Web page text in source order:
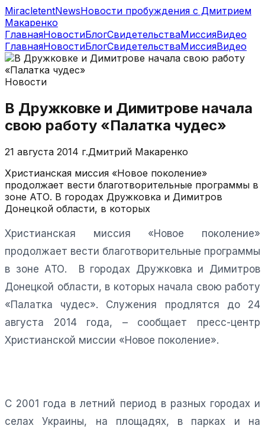
MiracletentNewsНовости пробуждения с Дмитрием
Макаренко
ГлавнаяНовостиБлогСвидетельстваМиссияВидео
ГлавнаяНовостиБлогСвидетельстваМиссияВидео
Новости
В Дружковке и Димитрове начала
свою работу «Палатка чудес»
21 августа 2014 г.Дмитрий Макаренко
Христианская миссия «Новое поколение»
продолжает вести благотворительные программы в
зоне АТО. В городах Дружковка и Димитров
Донецкой области, в которых
Христианская миссия «Новое поколение»
продолжает вести благотворительные программы
в зоне АТО. В городах Дружковка и Димитров
Донецкой области, в которых начала свою работу
«Палатка чудес». Служения продлятся до 24
августа 2014 года, – сообщает пресс-центр
Христианской миссии «Новое поколение».
С 2001 года в летний период в разных городах и
селах Украины, на площадях, в парках и на